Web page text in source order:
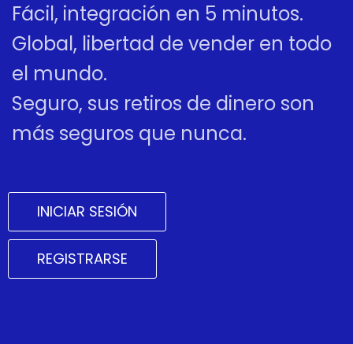
Fácil, integración en 5 minutos.
Global, libertad de vender en todo
el mundo.
Seguro, sus retiros de dinero son
más seguros que nunca.
INICIAR SESIÓN
REGISTRARSE